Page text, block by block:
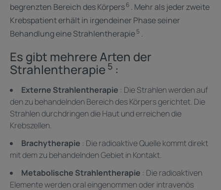
begrenzten Bereich des Körpers6 . Mehr als jeder zweite
Krebspatient erhält in irgendeiner Phase seiner
Behandlung eine Strahlentherapie5 . ​
Es gibt mehrere Arten der
Strahlentherapie 5 : ​
Externe Strahlentherapie : Die Strahlen werden auf
den zu behandelnden Bereich des Körpers gerichtet. Die
Strahlen durchdringen die Haut und erreichen die
Krebszellen. ​
Brachytherapie : Die radioaktive Quelle kommt direkt
mit dem zu behandelnden Gebiet in Kontakt.
Metabolische Strahlentherapie : Die radioaktiven
Elemente werden oral eingenommen oder intravenös